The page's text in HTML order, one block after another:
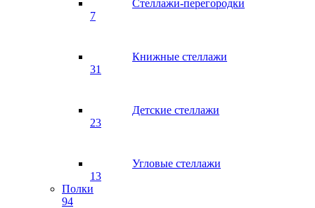
Стеллажи-перегородки
7
Книжные стеллажи
31
Детские стеллажи
23
Угловые стеллажи
13
Полки
94